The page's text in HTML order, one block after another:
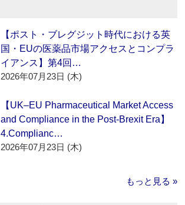
【ポスト・ブレグジット時代における英
国・EUの医薬品市場アクセスとコンプラ
イアンス】第4回…
2026年07月23日 (木)
【UK–EU Pharmaceutical Market Access
and Compliance in the Post-Brexit Era】
4.Complianc…
2026年07月23日 (木)
もっと見る »